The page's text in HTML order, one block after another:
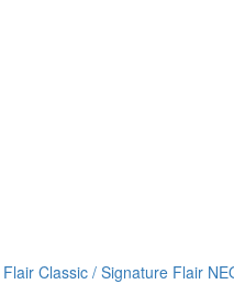
Flair Classic / Signature Flair